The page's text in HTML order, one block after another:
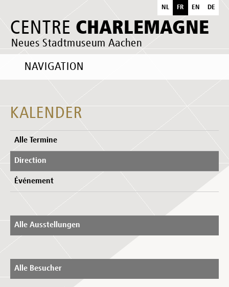
CENTRE CHARLEMAGNE
Neues Stadtmuseum Aachen
NL FR EN DE
NAVIGATION
KALENDER
Alle Termine
Direction
Événement
Alle Ausstellungen
Alle Besucher